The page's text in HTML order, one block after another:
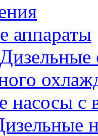
аппараты
насосы